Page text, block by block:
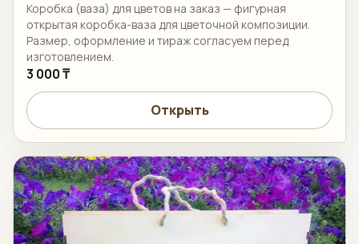
Коробка (ваза) для цветов на заказ — фигурная
открытая коробка-ваза для цветочной композиции.
Размер, оформление и тираж согласуем перед
изготовлением.
3 000 ₸
Открыть